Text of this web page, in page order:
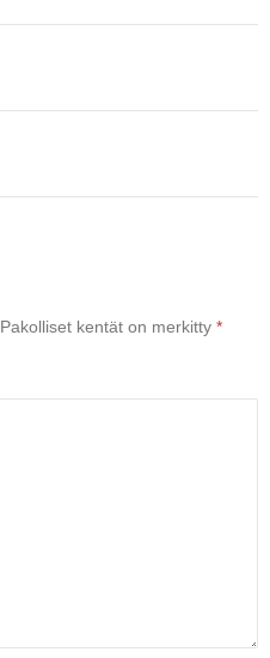
Pakolliset kentät on merkitty *